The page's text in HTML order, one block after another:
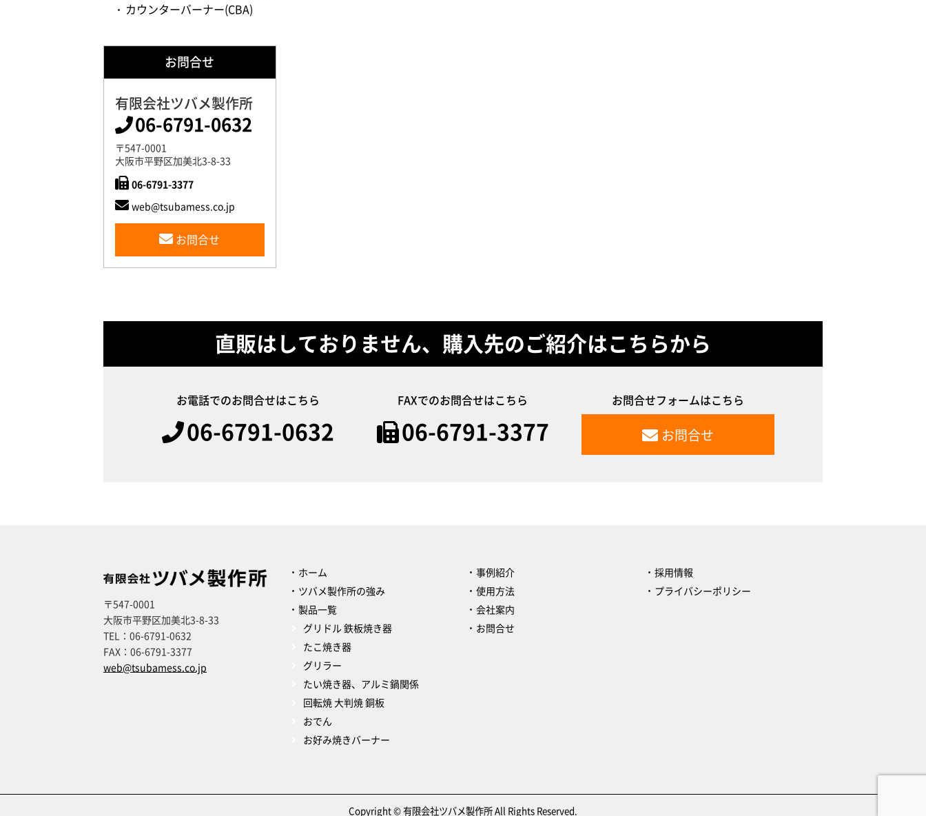
カウンターバーナー(CBA)
お問合せ
有限会社ツバメ製作所
06-6791-0632
〒547-0001
大阪市平野区加美北3-8-33
06-6791-3377
web@tsubamess.co.jp
お問合せ
直販はしておりません、購入先のご紹介はこちらから
お電話でのお問合せはこちら
06-6791-0632
FAXでのお問合せはこちら
06-6791-3377
お問合せフォームはこちら
お問合せ
〒547-0001
大阪市平野区加美北3-8-33
TEL： 06-6791-0632
FAX： 06-6791-3377
web@tsubamess.co.jp
ホーム
ツバメ製作所の強み
製品一覧
グリドル 鉄板焼き器
たこ焼き器
グリラー
たい焼き器、アルミ鍋関係
回転焼 大判焼 銅板
おでん
お好み焼きバーナー
事例紹介
使用方法
会社案内
お問合せ
採用情報
プライバシーポリシー
Copyright © 有限会社ツバメ製作所 All Rights Reserved.